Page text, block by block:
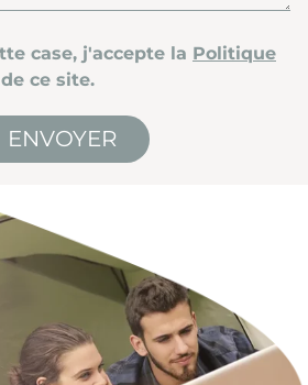
case, j'accepte la Politique
de ce site.